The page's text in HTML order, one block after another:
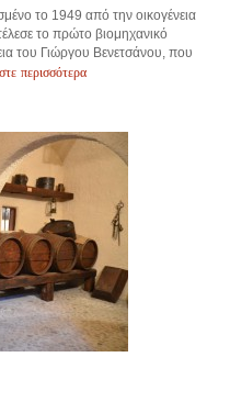
το 1949 από την οικογένεια
το πρώτο βιομηχανικό
του Γιώργου Βενετσάνου, που
περισσότερα